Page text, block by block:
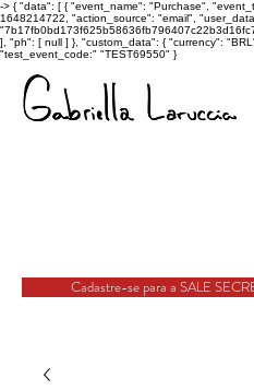
-> { "data": [ { "event_name": "Purchase",
1648214722, "action_source": "email",
], "ph": [ null ] }, "custom_data": { "currency":
"test_event_code:" "TEST69550" }
Cadastre-se para a SALE